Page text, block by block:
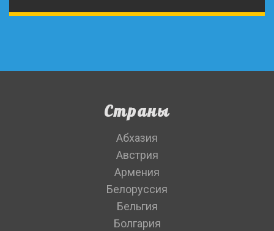
Страны
Абхазия
Австрия
Армения
Белоруссия
Бельгия
Болгария